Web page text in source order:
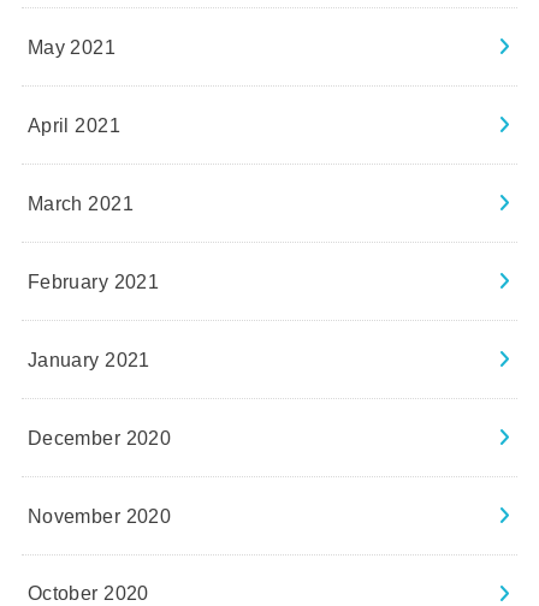
May 2021
April 2021
March 2021
February 2021
January 2021
December 2020
November 2020
October 2020